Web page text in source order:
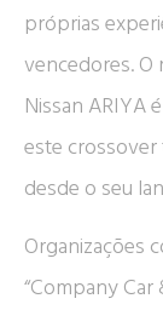
próprias
vencedores. O
Nissan ARIYA
este
desde o seu
Organizações
“Company Car